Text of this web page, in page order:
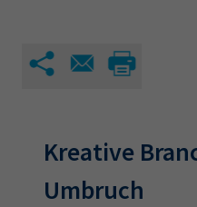
EN
Magazin
Kreative
Umbruch